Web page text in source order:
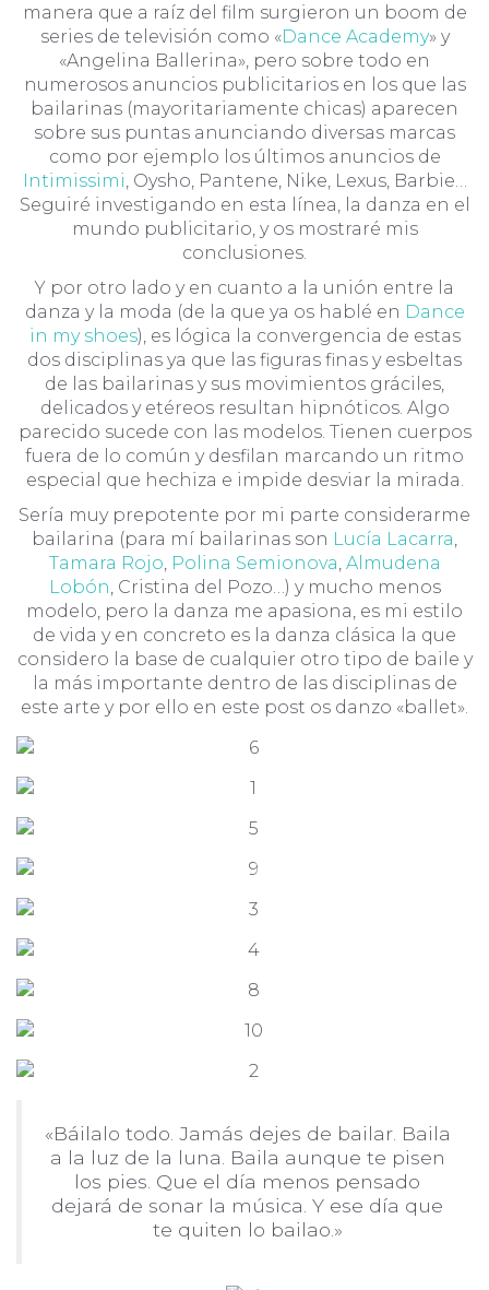
manera que a raíz del film surgieron un boom de
series de televisión como «Dance Academy» y
«Angelina Ballerina», pero sobre todo en
numerosos anuncios publicitarios en los que las
bailarinas (mayoritariamente chicas) aparecen
sobre sus puntas anunciando diversas marcas
como por ejemplo los últimos anuncios de
Intimissimi , Oysho, Pantene, Nike, Lexus, Barbie…
Seguiré investigando en esta línea, la danza en el
mundo publicitario, y os mostraré mis
conclusiones.
Y por otro lado y en cuanto a la unión entre la
danza y la moda (de la que ya os hablé en Dance
in my shoes), es lógica la convergencia de estas
dos disciplinas ya que las figuras finas y esbeltas
de las bailarinas y sus movimientos gráciles,
delicados y etéreos resultan hipnóticos. Algo
parecido sucede con las modelos. Tienen cuerpos
fuera de lo común y desfilan marcando un ritmo
especial que hechiza e impide desviar la mirada.
Sería muy prepotente por mi parte considerarme
bailarina (para mí bailarinas son Lucía Lacarra
Tamara Rojo Polina Semionova Almudena
Lobón , Cristina del Pozo…) y mucho menos
modelo, pero la danza me apasiona, es mi estilo
de vida y en concreto es la danza clásica la que
considero la base de cualquier otro tipo de baile y
la más importante dentro de las disciplinas de
este arte y por ello en este post os danzo «ballet».
«Báilalo todo. Jamás dejes de bailar. Baila
a la luz de la luna. Baila aunque te pisen
los pies. Que el día menos pensado
dejará de sonar la música. Y ese día que
te quiten lo bailao.»